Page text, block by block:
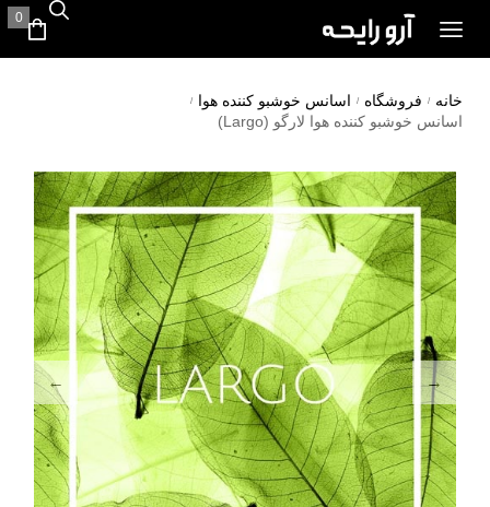
0
خانه / فروشگاه / اسانس خوشبو کننده هوا /
اسانس خوشبو کننده هوا لارگو (Largo)